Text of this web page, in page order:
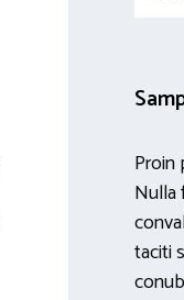
Proin
Nulla
taciti